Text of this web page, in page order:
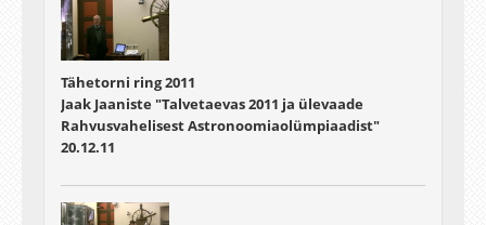
Tähetorni ring 2011
Jaak Jaaniste "Talvetaevas 2011 ja ülevaade
Rahvusvahelisest Astronoomiaolümpiaadist"
20.12.11